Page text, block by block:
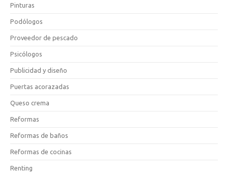
Pinturas
Podólogos
Proveedor de pescado
Psicólogos
Publicidad y diseño
Puertas acorazadas
Queso crema
Reformas
Reformas de baños
Reformas de cocinas
Renting